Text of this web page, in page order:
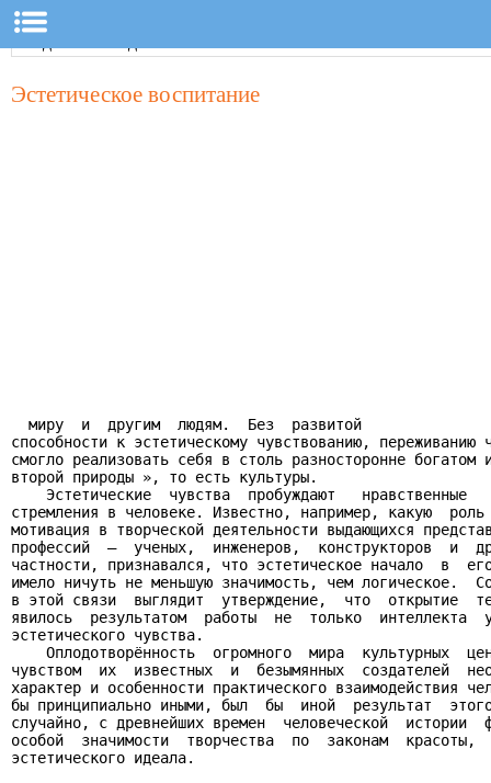
Эстетическое воспитание
  миру  и  другим  людям.  Без  развитой
способности к эстетическому чувствованию,
смогло реализовать себя в столь разносторонне
второй природы », то есть культуры.
Эстетические  чувства  пробуждают   нравственные
стремления в человеке. Известно, например, какую
мотивация в творческой деятельности выдающихся
профессий  —  ученых,  инженеров,  конструкторов  и
частности, признавался, что эстетическое начало  в
имело ничуть не меньшую значимость, чем логическое.
в этой связи  выглядит  утверждение,  что  открытие
явилось  результатом  работы  не  только
эстетического чувства.
Оплодотворённость  огромного  мира  культурных
чувством  их  известных  и  безымянных  создателей
характер и особенности практического взаимодействия
бы принципиально иными, был  бы  иной  результат
случайно, с древнейших времен  человеческой  истории
особой  значимости  творчества  по  законам
эстетического идеала.